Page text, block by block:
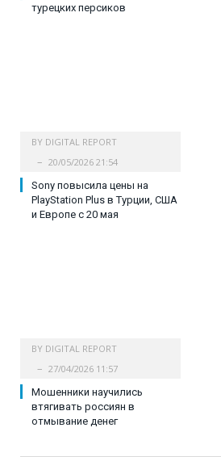
турецких персиков
BY DIGITAL REPORT
20/05/2026 21:54
Sony повысила цены на
PlayStation Plus в Турции, США
и Европе с 20 мая
BY DIGITAL REPORT
27/04/2026 11:57
Мошенники научились
втягивать россиян в
отмывание денег